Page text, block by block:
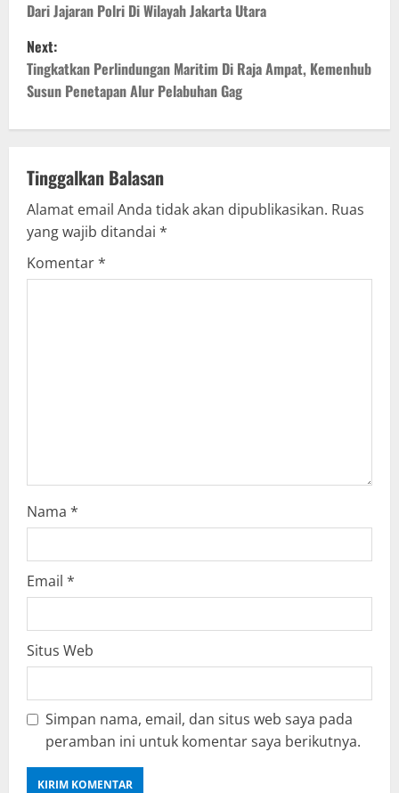
s
t
n
v
i
g
Dari Jajaran Polri Di Wilayah Jakarta Utara
Next:
Tingkatkan Perlindungan Maritim Di Raja Ampat, Kemenhub
Susun Penetapan Alur Pelabuhan Gag
Tinggalkan Balasan
Alamat email Anda tidak akan dipublikasikan. Ruas
yang wajib ditandai *
Komentar*
Nama *
Email *
Situs Web
Simpan nama, email, dan situs web saya pada
peramban ini untuk komentar saya berikutnya.